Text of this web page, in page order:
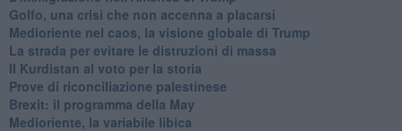
Golfo, una crisi che non accenna a placarsi
Medioriente nel caos, la visione globale di Trump
La strada per evitare le distruzioni di massa
Il Kurdistan al voto per la storia
Prove di riconciliazione palestinese
Brexit: il programma della May
Medioriente, la variabile libica